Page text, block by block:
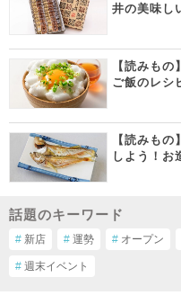
井の美味し
【読みも
ご飯のレシ
【読みも
しよう！お
話題のキーワード
# 新店 # 運勢 # オープン
# 週末イベント